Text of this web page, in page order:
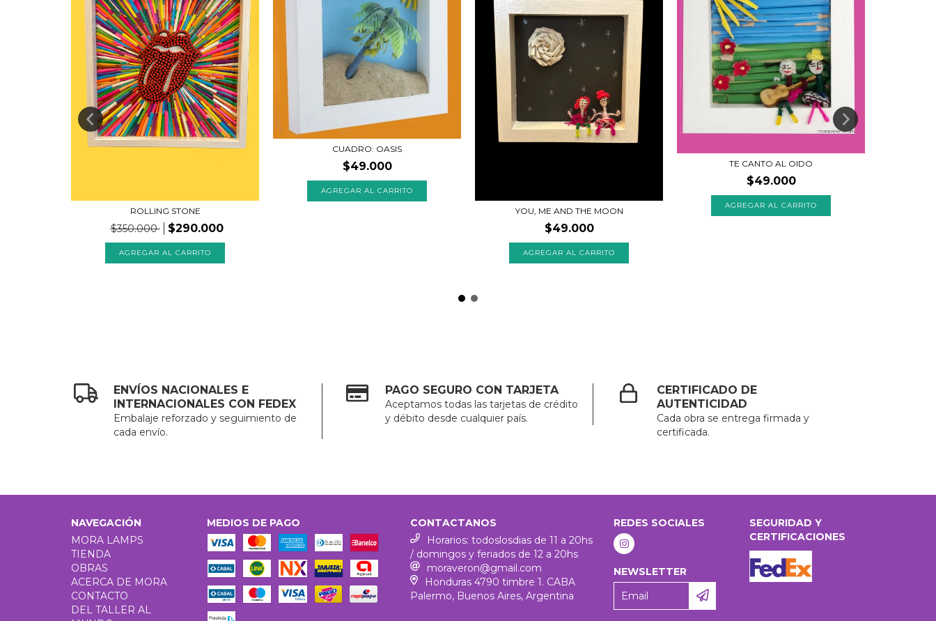
ROLLING STONE
$350.000 $290.000
CUADRO: OASIS
$49.000
YOU, ME AND THE MOON
$49.000
TE CANTO AL OIDO
$49.000
ENVÍOS NACIONALES E
INTERNACIONALES CON FEDEX
Embalaje reforzado y seguimiento de
cada envío.
PAGO SEGURO CON TARJETA
Aceptamos todas las tarjetas de crédito
y débito desde cualquier país.
CERTIFICADO DE
AUTENTICIDAD
Cada obra se entrega firmada y
certificada.
NAVEGACIÓN
MORA LAMPS
TIENDA
OBRAS
ACERCA DE MORA
CONTACTO
DEL TALLER AL
MEDIOS DE PAGO
CONTACTANOS
Horarios: todoslosdias de 11 a 20hs
/ domingos y feriados de 12 a 20hs
moraveron@gmail.com
Honduras 4790 timbre 1. CABA
Palermo, Buenos Aires, Argentina
REDES SOCIALES
NEWSLETTER
SEGURIDAD Y
CERTIFICACIONES